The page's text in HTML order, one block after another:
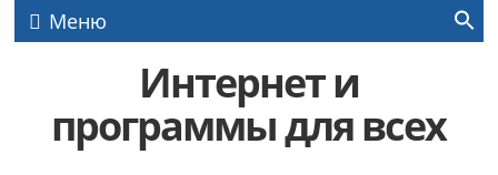
Меню
Интернет и
программы для всех